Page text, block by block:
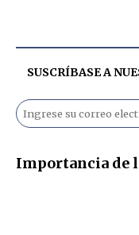
SUSCRÍBASE A
Importancia de